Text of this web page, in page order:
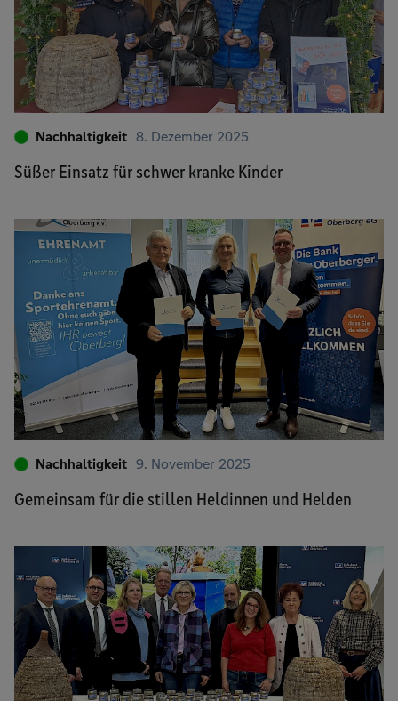
Nachhaltigkeit 8. Dezember 2025
Süßer Einsatz für schwer kranke Kinder
Nachhaltigkeit 9. November 2025
Gemeinsam für die stillen Heldinnen und Helden